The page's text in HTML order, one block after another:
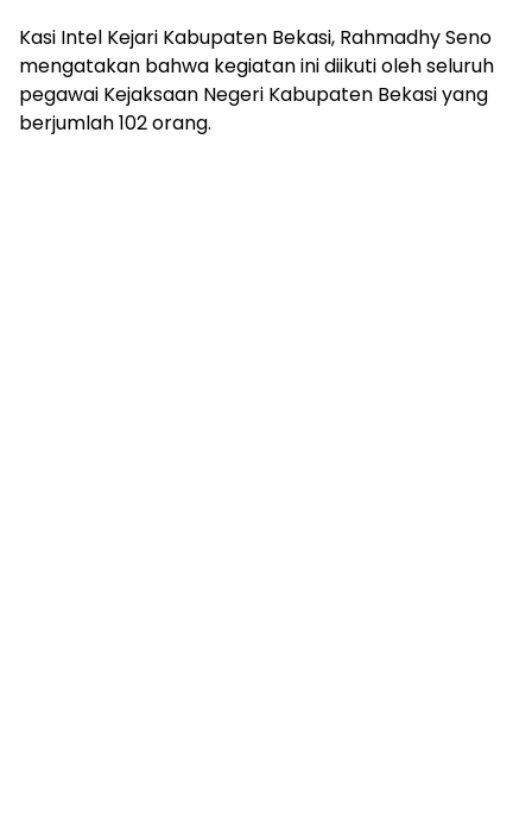
Kasi Intel Kejari Kabupaten Bekasi, Rahmadhy Seno
mengatakan bahwa kegiatan ini diikuti oleh seluruh
pegawai Kejaksaan Negeri Kabupaten Bekasi yang
berjumlah 102 orang.